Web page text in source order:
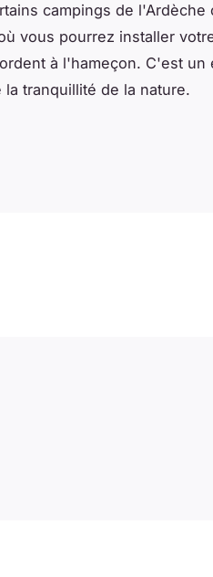
campings de l'Ardèche
vous pourrez installer
à l'hameçon. C'est un
tranquillité de la nature.